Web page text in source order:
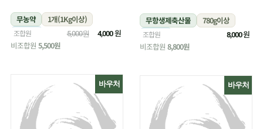
무농약
1개(1Kg이상)
냉장
조합원 5,000원 4,000원
비조합원 5,500원
무항생제축산물
780g이상
냉장
조합원 8,000원
비조합원 8,800원
바우처 바우처